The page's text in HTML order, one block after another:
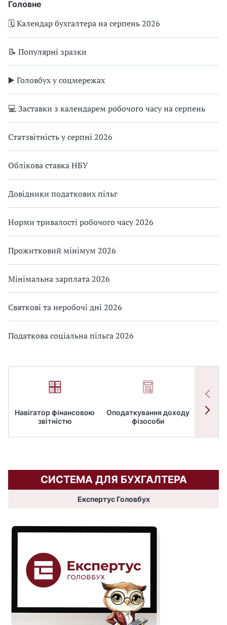
Головне
🗓️ Календар бухгалтера на серпень 2026
📝 Популярні зразки
▶️ Головбух у соцмережах
💻 Заставки з календарем робочого часу на серпень
Статзвітність у серпні 2026
Облікова ставка НБУ
Довідники податкових пільг
Норми тривалості робочого часу 2026
Прожитковий мінімум 2026
Мінімальна зарплата 2026
Святкові та неробочі дні 2026
Податкова соціальна пільга 2026
Навігатор фінансовою
звітністю
Оподаткування доходу
фізособи
СИСТЕМА ДЛЯ БУХГАЛТЕРА
Експертус Головбух